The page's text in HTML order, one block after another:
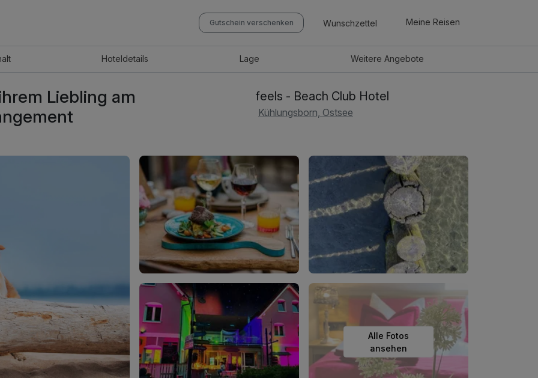
Gutschein verschenken Wunschzettel Meine Reisen
Hoteldetails Lage WeitereAngebote
Liebling am
feels - Beach Club Hotel
Kühlungsborn, Ostsee
Alle Fotos
ansehen